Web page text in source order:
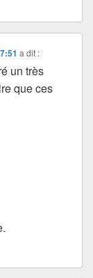
a dit :
un très
que ces